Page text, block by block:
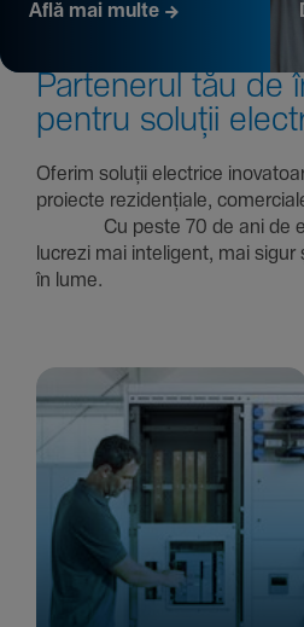
Află mai multe
Parte­nerul tău de
pentru soluții
Oferim soluții electrice
proiecte rezi­den­țiale,
Cu peste 70 de ani de
lucrezi mai inte­li­gent, mai
în lume.